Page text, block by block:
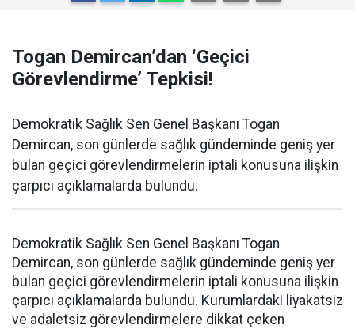
Togan Demircan’dan ‘Geçici
Görevlendirme’ Tepkisi!
Demokratik Sağlık Sen Genel Başkanı Togan
Demircan, son günlerde sağlık gündeminde geniş yer
bulan geçici görevlendirmelerin iptali konusuna ilişkin
çarpıcı açıklamalarda bulundu.
Demokratik Sağlık Sen Genel Başkanı Togan
Demircan, son günlerde sağlık gündeminde geniş yer
bulan geçici görevlendirmelerin iptali konusuna ilişkin
çarpıcı açıklamalarda bulundu. Kurumlardaki liyakatsiz
ve adaletsiz görevlendirmelere dikkat çeken